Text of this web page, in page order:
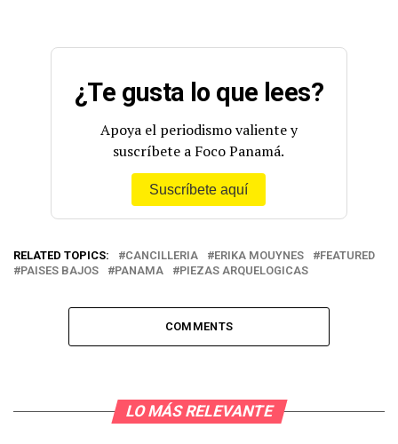
estudiantes.
(@embpanamanld)August 29, 2022
¿Te gusta lo que lees?
Apoya el periodismo valiente y
suscríbete a Foco Panamá.
Suscríbete aquí
RELATED TOPICS: CANCILLERIA ERIKA MOUYNES
FEATURED
PAISES BAJOS
PANAMA PIEZAS ARQUELOGICAS
COMMENTS
LO MÁS RELEVANTE